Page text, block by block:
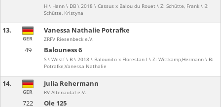
H \ Hann \ DB \ 2018 \ Cassus x Balou du Rouet \ Z: Schütte, Frank \ B:
Schütte, Kristyna
13.
49 Balouness 6
S \ Westf \ B \ 2018 \ Balounito x Florestan I \ Z: Wittkamp,Hermann \ B:
Potrafke,Vanessa Nathalie
GER
Vanessa Nathalie Potrafke
ZRFV Riesenbeck e.V.
14.
722 Ole 125
GER
Julia Rehermann
RV Altenautal e.V.